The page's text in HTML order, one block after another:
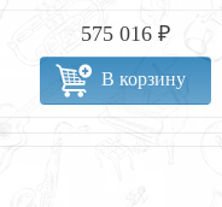
575 016 ₽
В корзину